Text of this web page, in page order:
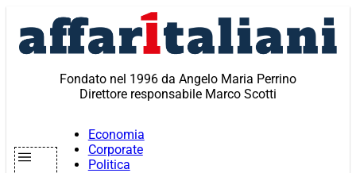
contenuto
Fondato nel 1996 da Angelo Maria Perrino
Direttore responsabile Marco Scotti
Economia
Corporate
Politica